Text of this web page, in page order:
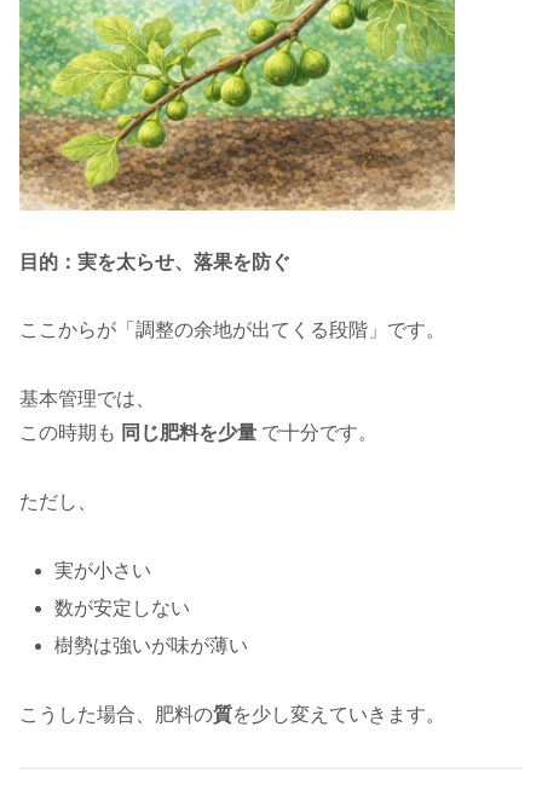
目的：実を太らせ、落果を防ぐ
ここからが「調整の余地が出てくる段階」です。
基本管理では、
この時期も 同じ肥料を少量 で十分です。
ただし、
実が小さい
数が安定しない
樹勢は強いが味が薄い
こうした場合、肥料の質を少し変えていきます。